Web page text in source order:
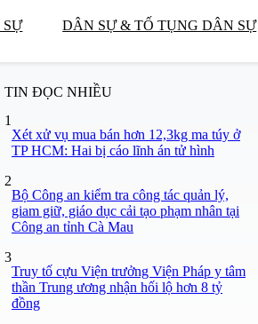
SỰ DÂN SỰ & TỐ TỤNG DÂN SỰ
TIN ĐỌC NHIỀU
1
Xét xử vụ mua bán hơn 12,3kg ma túy ở
TP HCM: Hai bị cáo lĩnh án tử hình
2
Bộ Công an kiểm tra công tác quản lý,
giam giữ, giáo dục cải tạo phạm nhân tại
Công an tỉnh Cà Mau
3
Truy tố cựu Viện trưởng Viện Pháp y tâm
thần Trung ương nhận hối lộ hơn 8 tỷ
đồng